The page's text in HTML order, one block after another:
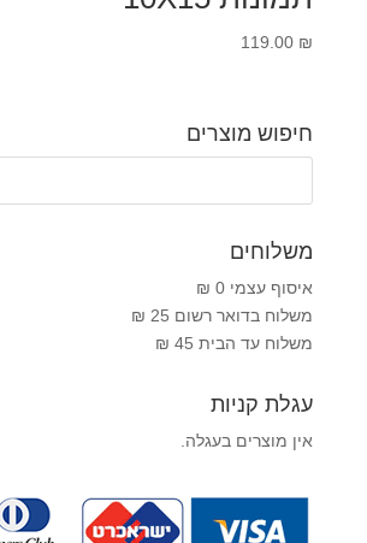
119.00 ₪
חיפוש מוצרים
משלוחים
איסוף עצמי 0 ₪
משלוח בדואר רשום 25 ₪
משלוח עד הבית 45 ₪
עגלת קניות
אין מוצרים בעגלה.